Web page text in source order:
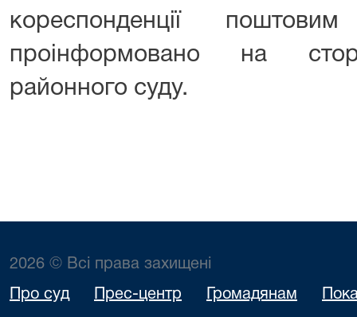
кореспонденції
проінформовано на
районного суду.
2026 © Всі права захищені
Про суд Прес-центр Громадянам